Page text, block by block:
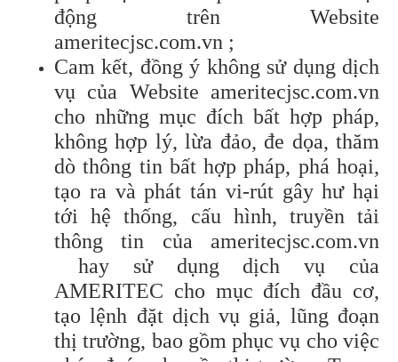
động trên Website
ameritecjsc.com.vn ;
Cam kết, đồng ý không sử dụng dịch
vụ của Website ameritecjsc.com.vn
cho những mục đích bất hợp pháp,
không hợp lý, lừa đảo, đe dọa, thăm
dò thông tin bất hợp pháp, phá hoại,
tạo ra và phát tán vi-rút gây hư hại
tới hệ thống, cấu hình, truyền tải
thông tin của ameritecjsc.com.vn
hay sử dụng dịch vụ của
AMERITEC cho mục đích đầu cơ,
tạo lệnh đặt dịch vụ giả, lũng đoạn
thị trường, bao gồm phục vụ cho việc